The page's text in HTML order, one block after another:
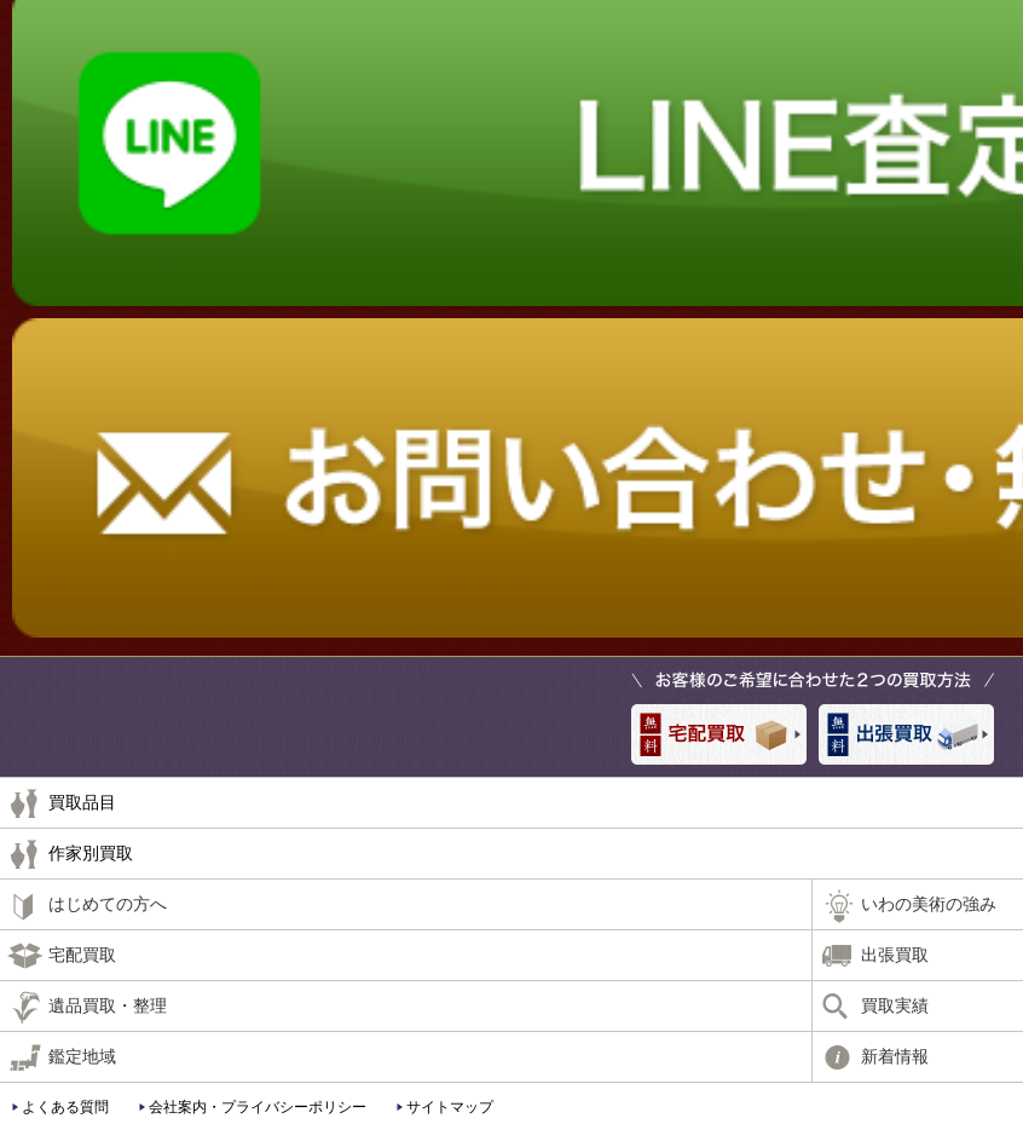
買取品目
作家別買取
はじめての方へ いわの美術の強み
宅配買取 出張買取
遺品買取・整理 買取実績
鑑定地域 新着情報
よくある質問 会社案内・プライバシーポリシー サイトマップ